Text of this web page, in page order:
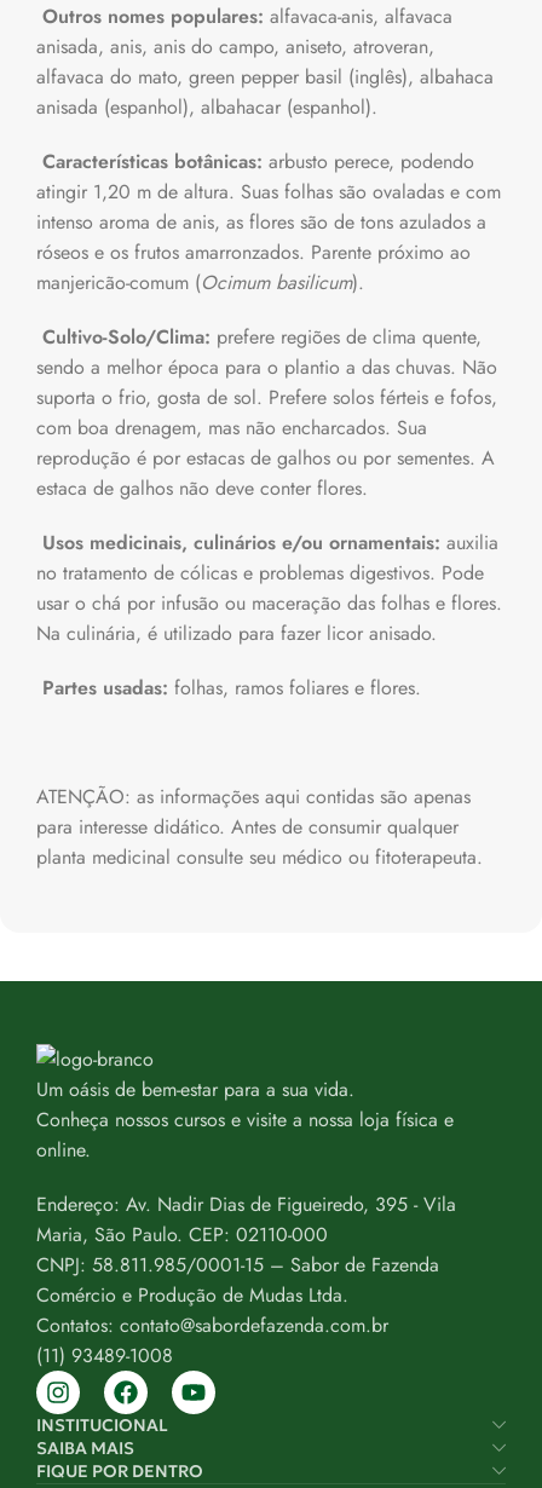
Outros nomes populares: alfavaca-anis, alfavaca
anisada, anis, anis do campo, aniseto, atroveran,
alfavaca do mato, green pepper basil (inglês), albahaca
anisada (espanhol), albahacar (espanhol).
Características botânicas: arbusto perece, podendo
atingir 1,20 m de altura. Suas folhas são ovaladas e com
intenso aroma de anis, as flores são de tons azulados a
róseos e os frutos amarronzados. Parente próximo ao
manjericão-comum (Ocimum basilicum).
Cultivo-Solo/Clima: prefere regiões de clima quente,
sendo a melhor época para o plantio a das chuvas. Não
suporta o frio, gosta de sol. Prefere solos férteis e fofos,
com boa drenagem, mas não encharcados. Sua
reprodução é por estacas de galhos ou por sementes. A
estaca de galhos não deve conter flores.
Usos medicinais, culinários e/ou ornamentais: auxilia
no tratamento de cólicas e problemas digestivos. Pode
usar o chá por infusão ou maceração das folhas e flores.
Na culinária, é utilizado para fazer licor anisado.
Partes usadas: folhas, ramos foliares e flores.
ATENÇÃO: as informações aqui contidas são apenas
para interesse didático. Antes de consumir qualquer
planta medicinal consulte seu médico ou fitoterapeuta.
Um oásis de bem-estar para a sua vida.
Conheça nossos cursos e visite a nossa loja física e
online.
Endereço: Av. Nadir Dias de Figueiredo, 395 - Vila
Maria, São Paulo. CEP: 02110-000
CNPJ: 58.811.985/0001-15 – Sabor de Fazenda
Comércio e Produção de Mudas Ltda.
Contatos: contato@sabordefazenda.com.br
(11) 93489-1008
INSTITUCIONAL
SAIBA MAIS
FIQUE POR DENTRO